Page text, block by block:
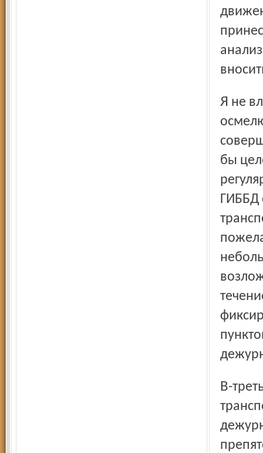
Я не владею спецификой работы службы ГИББД. Но
бы
ГИББД
В-третьих, установить порядок, когда водители городского